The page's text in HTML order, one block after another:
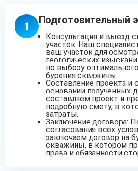
1
Подготовительный
Консультация и выезд
участок: Наш
ваш участок для
геологических
по выбору
бурения скважины.
Составление проекта и
основании полученных
составляем проект и
подробную смету, в
затраты.
Заключение договора:
согласования всех
заключаем договор на
скважины, в котором
права и обязанности